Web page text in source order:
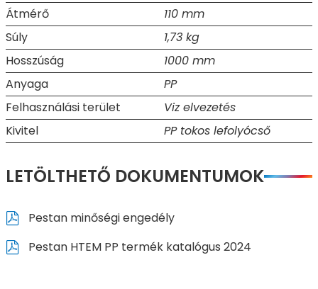
Átmérő
110 mm
Súly
1,73 kg
Hosszúság
1000 mm
Anyaga
PP
Felhasználási terület
Viz elvezetés
Kivitel
PP tokos lefolyócső
LETÖLTHETŐ DOKUMENTUMOK
Pestan minőségi engedély
Pestan HTEM PP termék katalógus 2024